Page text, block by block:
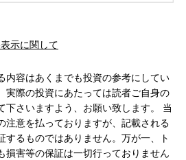
示に関して
内容はあくまでも投資の参考にしてい
実際の投資にあたっては読者ご自身の
下さいますよう、お願い致します。 当
注意を払っておりますが、記載される
するものではありません。万が一、ト
損害等の保証は一切行っておりません